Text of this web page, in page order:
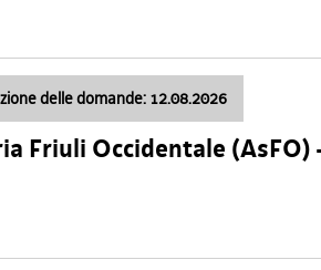
delle domande: 12.08.2026
Friuli Occidentale (AsFO)